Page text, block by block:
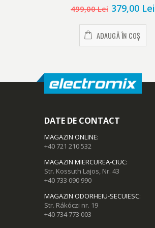
499,00 Lei 379,00 Lei
ADAUGĂ ÎN COȘ
DATE DE CONTACT
MAGAZIN ONLINE:
+40 721 210 532
MAGAZIN MIERCUREA-CIUC:
Str. Kossuth Lajos, Nr. 43
+40 733 090 990
MAGAZIN ODORHEIU-SECUIESC:
Str. Rákóczi nr. 19
+40 734 773 003